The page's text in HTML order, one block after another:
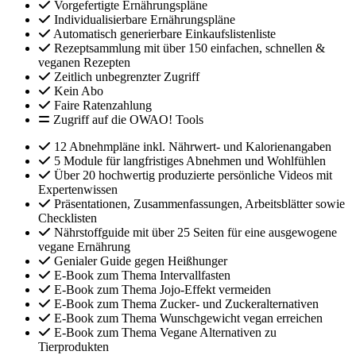
Vorgefertigte Ernährungspläne
Individualisierbare Ernährungspläne
Automatisch generierbare Einkaufslistenliste
Rezeptsammlung mit über 150 einfachen, schnellen &
veganen Rezepten
Zeitlich unbegrenzter Zugriff
Kein Abo
Faire Ratenzahlung
Zugriff auf die OWAO! Tools
12 Abnehmpläne inkl. Nährwert- und Kalorienangaben
5 Module für langfristiges Abnehmen und Wohlfühlen
Über 20 hochwertig produzierte persönliche Videos mit
Expertenwissen
Präsentationen, Zusammenfassungen, Arbeitsblätter sowie
Checklisten
Nährstoffguide mit über 25 Seiten für eine ausgewogene
vegane Ernährung
Genialer Guide gegen Heißhunger
E-Book zum Thema Intervallfasten
E-Book zum Thema Jojo-Effekt vermeiden
E-Book zum Thema Zucker- und Zuckeralternativen
E-Book zum Thema Wunschgewicht vegan erreichen
E-Book zum Thema Vegane Alternativen zu
Tierprodukten